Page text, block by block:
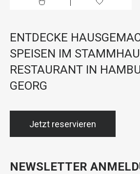
ENTDECKE
SPEISEN IM
RESTAURANT IN
GEORG
Jetzt reservieren
NEWSLETTER